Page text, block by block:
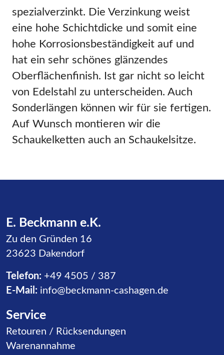
spezialverzinkt. Die Verzinkung weist
eine hohe Schichtdicke und somit eine
hohe Korrosionsbeständigkeit auf und
hat ein sehr schönes glänzendes
Oberflächenfinish. Ist gar nicht so leicht
von Edelstahl zu unterscheiden. Auch
Sonderlängen können wir für sie fertigen.
Auf Wunsch montieren wir die
Schaukelketten auch an Schaukelsitze.
E. Beckmann e.K.
Zu den Gründen 16
23623 Dakendorf
Telefon: +49 4505 / 387
E-Mail: info@beckmann-cashagen.de
Service
Navigation überspringen
Retouren / Rücksendungen
Warenannahme